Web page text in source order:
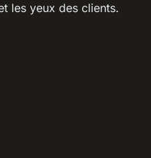
les yeux des clients.